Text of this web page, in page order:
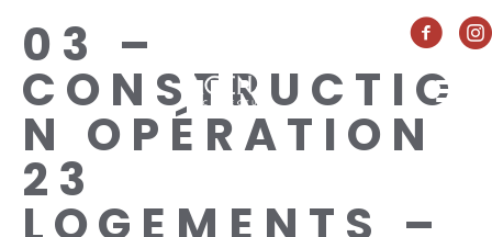
03 –
CONSTRUCTIO
N OPÉRATION
23
LOGEMENTS –